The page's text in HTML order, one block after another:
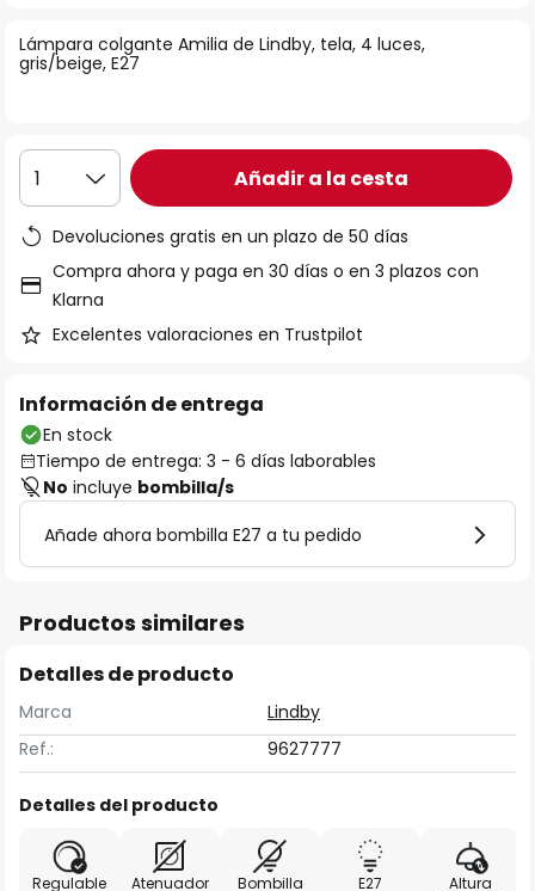
galería
de
Lámpara colgante Amilia de Lindby, tela, 4 luces,
gris/beige, E27
1 Añadir a la cesta
Devoluciones gratis en un plazo de 50 días
Compra ahora y paga en 30 días o en 3 plazos con
Klarna
Excelentes valoraciones en Trustpilot
Información de entrega
En stock
Tiempo de entrega: 3 - 6 días laborables
No incluye bombilla/s
Añade ahora bombilla E27 a tu pedido
Productos similares
Detalles de producto
Marca
Lindby
Ref.:
9627777
Detalles del producto
Regulable
Atenuador
Bombilla
E27
Altura